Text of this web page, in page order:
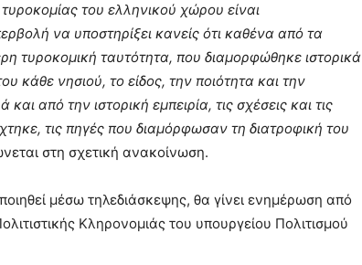
του ελληνικού χώρου είναι
να υποστηρίξει κανείς ότι καθένα από τα
τυροκομική ταυτότητα, που διαμορφώθηκε ιστορικά
κάθε νησιού, το είδος, την ποιότητα και την
από την ιστορική εμπειρία, τις σχέσεις και τις
τις πηγές που διαμόρφωσαν τη διατροφική του
στη σχετική ανακοίνωση.
μέσω τηλεδιάσκεψης, θα γίνει ενημέρωση από
Κληρονομιάς του υπουργείου Πολιτισμού